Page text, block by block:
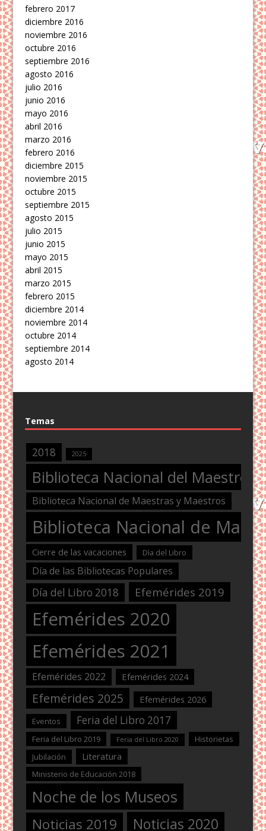
febrero 2017
diciembre 2016
noviembre 2016
octubre 2016
septiembre 2016
agosto 2016
julio 2016
junio 2016
mayo 2016
abril 2016
marzo 2016
febrero 2016
diciembre 2015
noviembre 2015
octubre 2015
septiembre 2015
agosto 2015
julio 2015
junio 2015
mayo 2015
abril 2015
marzo 2015
febrero 2015
diciembre 2014
noviembre 2014
octubre 2014
septiembre 2014
agosto 2014
Temas
2018 2025
Biblioteca Nacional del Maestro
Biblioteca Nacional de Maestras y Maestros
Biblioteca Nacional de
Cierre de las vacaciones Dìa del Libro
Día de las Bibliotecas Populares
Día del Libro 2018 Efemérides 2019
Efemérides 2020
Efemérides 2021
Efemérides 2022 Efemérides 2024
Efemérides 2025 Efemérides 2026
Eventos Feria del Libro 2017
Feria del Libro 2019 Feria del Libro 2020
Historietas
Jubilación
Literatura
Ministerio de Educación 2018
Noche de los Museos
Noticias 2019 Noticias 2020